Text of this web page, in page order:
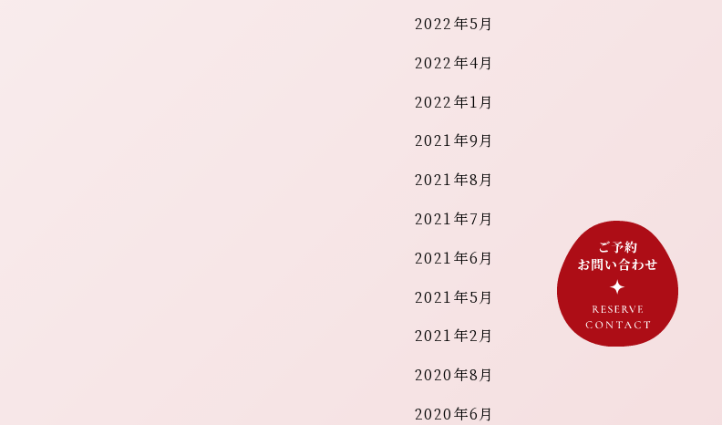
2022年5月
2022年4月
2022年1月
2021年9月
2021年8月
2021年7月
2021年6月
2021年5月
2021年2月
2020年8月
2020年6月